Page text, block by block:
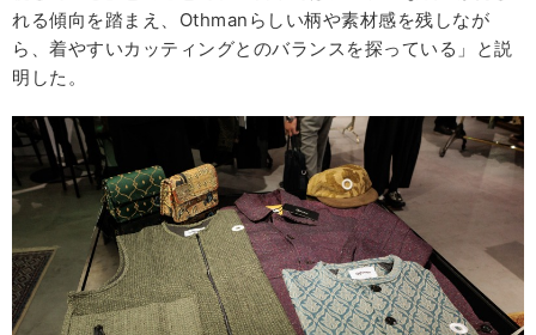
れる傾向を踏まえ、Othmanらしい柄や素材感を残しなが
ら、着やすいカッティングとのバランスを探っている」と説
明した。